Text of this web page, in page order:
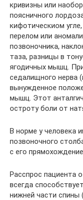
кривизны или
поясничного
кифотическиом
перелом или
позвоночника,
таза, разницы в
ягодичных мышц.
седалищного нерва
вынужденное
мышц. Этот
остроту боли от
В норме у человека
позвоночного
с его
Расспрос пациента
всегда
нижней части спины